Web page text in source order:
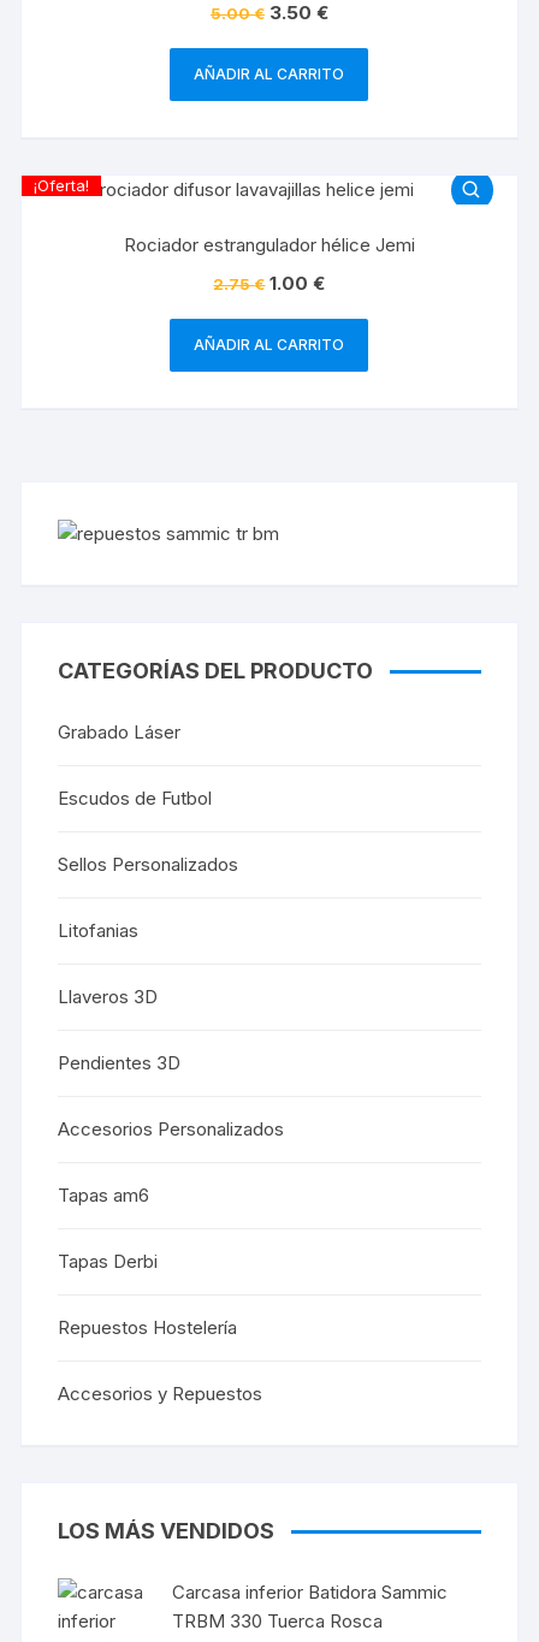
5.00€ 3.50 €
AÑADIR AL CARRITO
¡Oferta!
Rociador estrangulador hélice Jemi
2.75€ 1.00€
AÑADIR AL CARRITO
CATEGORÍAS DEL PRODUCTO
Grabado Láser
Escudos de Futbol
Sellos Personalizados
Litofanias
Llaveros 3D
Pendientes 3D
Accesorios Personalizados
Tapas am6
Tapas Derbi
Repuestos Hostelería
Accesorios y Repuestos
LOS MÁS VENDIDOS
Carcasa inferior Batidora Sammic
TRBM 330 Tuerca Rosca